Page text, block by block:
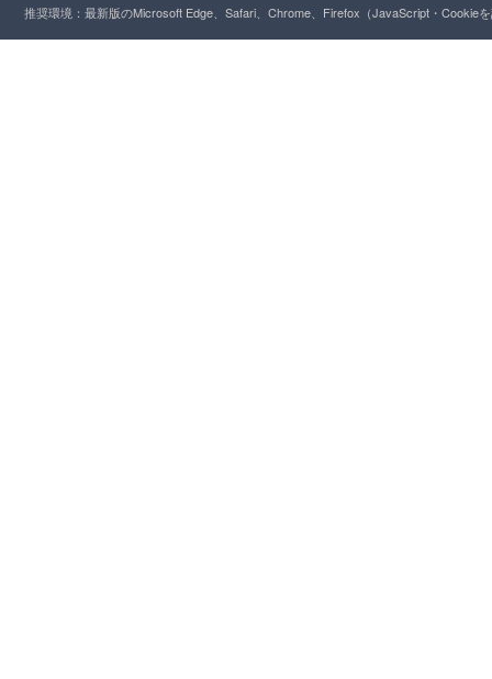
推奨環境：最新版のMicrosoft Edge、Safari、Chrome、Firefox（JavaScript・Cookie